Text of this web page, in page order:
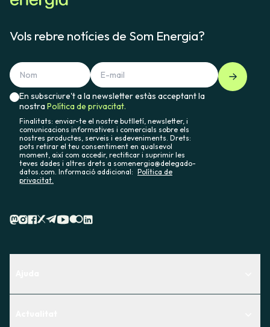
Vols rebre notícies de Som Energia?
En subscriure't a la newsletter estàs acceptant la
nostraPolítica de privacitat.
Finalitats: enviar-te el nostre butlletí, newsletter, i
comunicacions informatives i comercials sobre els
nostres productes, serveis i esdeveniments. Drets:
pots retirar el teu consentiment en qualsevol
moment, així com accedir, rectificar i suprimir les
teves dades i altres drets a somenergia@delegado-
datos.com. Informació addicional: Política de
privacitat.